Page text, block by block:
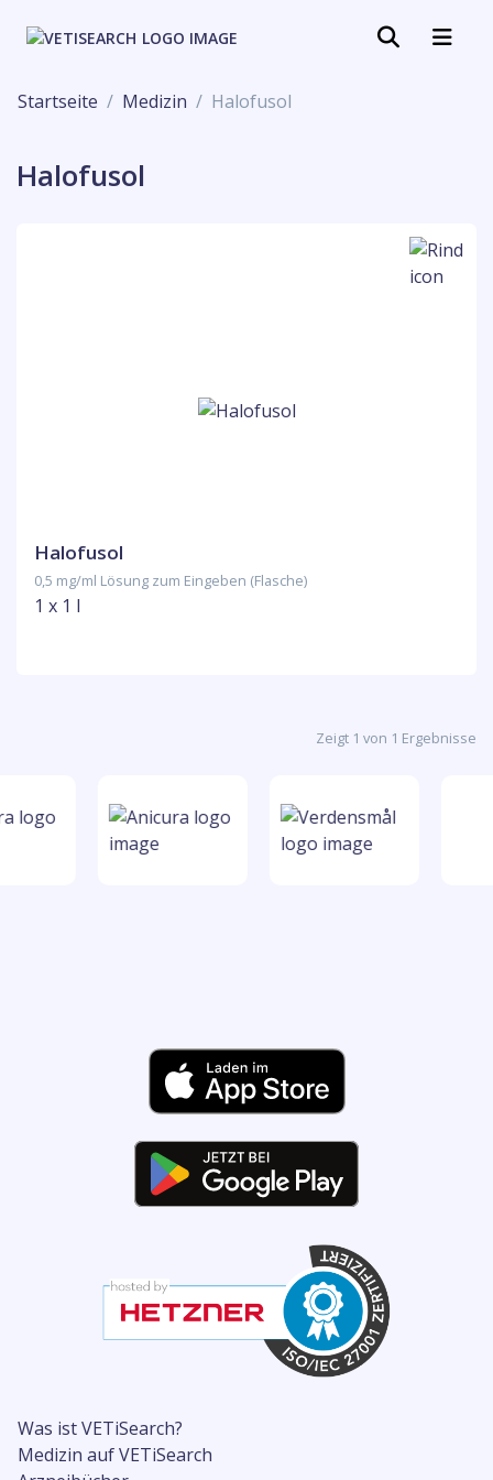
Startseite Medizin Halofusol
Halofusol
Halofusol
0,5 mg/ml Lösung zum Eingeben (Flasche)
1 x 1 l
Zeigt 1 von 1 Ergebnisse
Was ist VETiSearch?
Medizin auf VETiSearch